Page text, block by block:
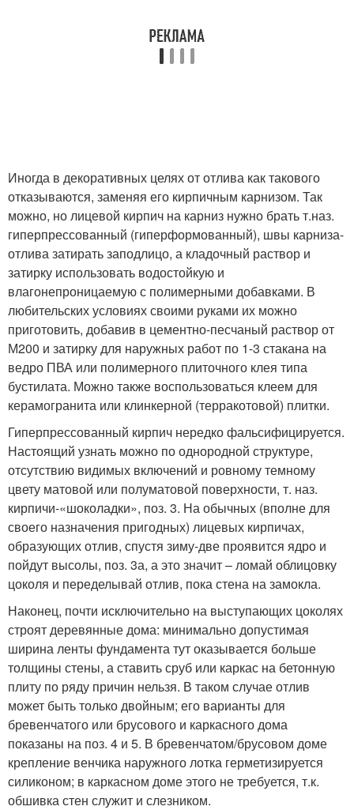
Иногда в декоративных целях от отлива как такового
отказываются, заменяя его кирпичным карнизом. Так
можно, но лицевой кирпич на карниз нужно брать т.наз.
гиперпрессованный (гиперформованный), швы карниза-
отлива затирать заподлицо, а кладочный раствор и
затирку использовать водостойкую и
влагонепроницаемую с полимерными добавками. В
любительских условиях своими руками их можно
приготовить, добавив в цементно-песчаный раствор от
М200 и затирку для наружных работ по 1-3 стакана на
ведро ПВА или полимерного плиточного клея типа
бустилата. Можно также воспользоваться клеем для
керамогранита или клинкерной (терракотовой) плитки.
Гиперпрессованный кирпич нередко фальсифицируется.
Настоящий узнать можно по однородной структуре,
отсутствию видимых включений и ровному темному
цвету матовой или полуматовой поверхности, т. наз.
кирпичи-«шоколадки», поз. 3. На обычных (вполне для
своего назначения пригодных) лицевых кирпичах,
образующих отлив, спустя зиму-две проявится ядро и
пойдут высолы, поз. 3а, а это значит – ломай облицовку
цоколя и переделывай отлив, пока стена на замокла.
Наконец, почти исключительно на выступающих цоколях
строят деревянные дома: минимально допустимая
ширина ленты фундамента тут оказывается больше
толщины стены, а ставить сруб или каркас на бетонную
плиту по ряду причин нельзя. В таком случае отлив
может быть только двойным; его варианты для
бревенчатого или брусового и каркасного дома
показаны на поз. 4 и 5. В бревенчатом/брусовом доме
крепление венчика наружного лотка герметизируется
силиконом; в каркасном доме этого не требуется, т.к.
обшивка стен служит и слезником.